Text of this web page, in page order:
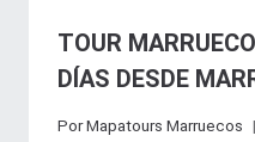
TOUR
DÍAS DESDE
PorMapatours Marruecos